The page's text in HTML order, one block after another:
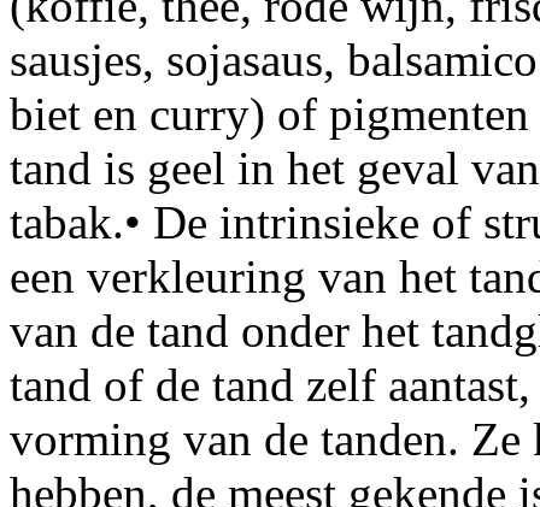
sausjes, sojasaus,
biet en curry) of
tand is geel in het geval
tabak.• De intrinsieke of
een verkleuring van het
van de tand onder het
tand of de tand zelf
vorming van de tanden.
hebben, de meest gekende